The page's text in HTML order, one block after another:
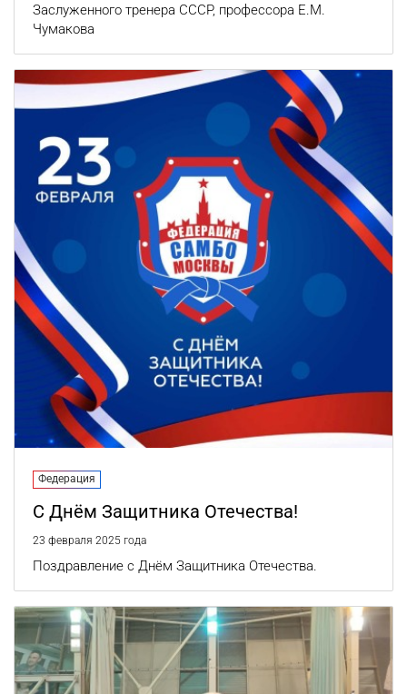
Заслуженного тренера СССР, профессора Е.М.
Чумакова
Федерация
С Днём Защитника Отечества!
23 февраля 2025 года
Поздравление с Днём Защитника Отечества.